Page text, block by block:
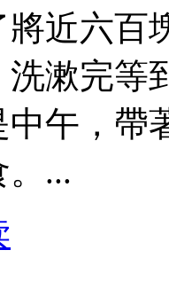
將近六百
洗漱完等
中午，帶
。...